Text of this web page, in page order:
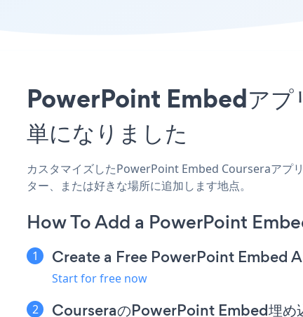
PowerPoint Embedアプ
単になりました
カスタマイズしたPowerPoint Embed Courseraアプ
ター、または好きな場所に追加します地点。
How To Add a PowerPoint
Create a Free PowerPoint Embed
Start for free now
CourseraのPowerPoint Embed埋め